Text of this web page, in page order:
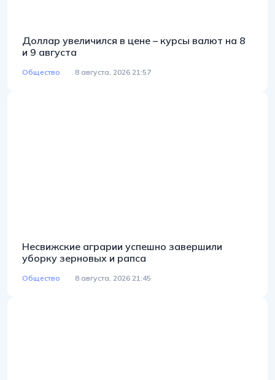
Доллар увеличился в цене – курсы валют на 8
и 9 августа
Общество 8 августа, 2026 21:57
Несвижские аграрии успешно завершили
уборку зерновых и рапса
Общество 8 августа, 2026 21:45